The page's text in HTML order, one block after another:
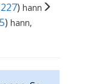
) hann
) hann,